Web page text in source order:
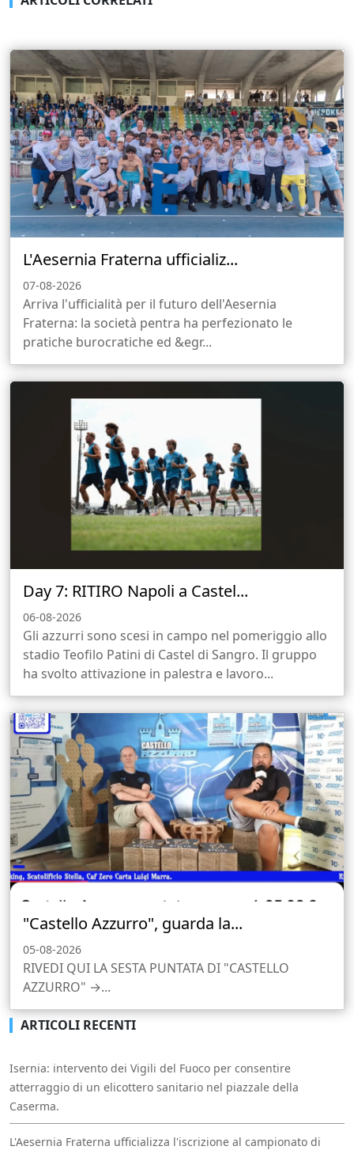
L'Aesernia Fraterna ufficializ...
07-08-2026
Arriva l'ufficialità per il futuro dell'Aesernia
Fraterna: la società pentra ha perfezionato le
pratiche burocratiche ed &egr...
Day 7: RITIRO Napoli a Castel...
06-08-2026
Gli azzurri sono scesi in campo nel pomeriggio allo
stadio Teofilo Patini di Castel di Sangro. Il gruppo
ha svolto attivazione in palestra e lavoro...
"Castello Azzurro", guarda la...
05-08-2026
RIVEDI QUI LA SESTA PUNTATA DI "CASTELLO
AZZURRO" →...
ARTICOLI RECENTI
Isernia: intervento dei Vigili del Fuoco per consentire
atterraggio di un elicottero sanitario nel piazzale della
Caserma.
L'Aesernia Fraterna ufficializza l'iscrizione al campionato di